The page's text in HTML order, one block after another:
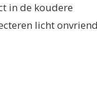
in de koudere
licht